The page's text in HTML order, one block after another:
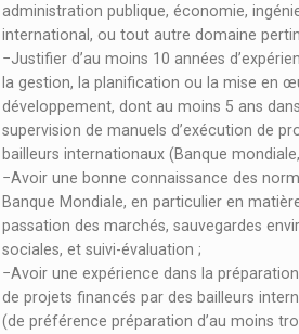
administration publique, économie,
international, ou tout autre domaine
−Justifier d’au moins 10 années
la gestion, la planification ou la mise en
développement, dont au moins 5 ans
supervision de manuels d’exécution de
bailleurs internationaux (Banque mondiale,
−Avoir une bonne connaissance des
Banque Mondiale, en particulier en
passation des marchés, sauvegardes
sociales, et suivi-évaluation ;
−Avoir une expérience dans la
de projets financés par des bailleurs
(de préférence préparation d’au moins